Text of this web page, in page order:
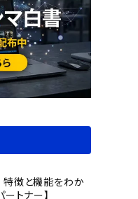
徴と機能をわか
トナー】